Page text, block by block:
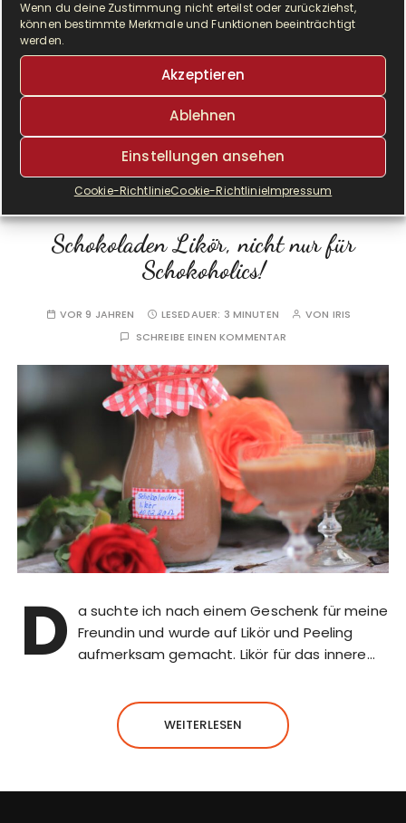
Wenn du deine Zustimmung nicht erteilst oder zurückziehst,
können bestimmte Merkmale und Funktionen beeinträchtigt
werden.
Akzeptieren
Ablehnen
Einstellungen ansehen
Cookie-RichtlinieCookie-RichtlinieImpressum
haben wir ihn…
WEITERLESEN
GESCHENKE GESCHENKE AUS DER KÜCHE
Schokoladen Likör, nicht nur für
Schokoholics!
VOR 9 JAHREN LESEDAUER: 3 MINUTEN VON IRIS
SCHREIBE EINEN KOMMENTAR
D a suchte ich nach einem Geschenk für meine
Freundin und wurde auf Likör und Peeling
aufmerksam gemacht. Likör für das innere…
WEITERLESEN